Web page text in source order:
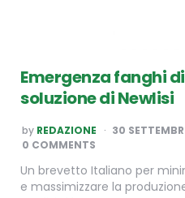
Emergenza fanghi
soluzione di Newlisi
POSTED
BY
by REDAZIONE 30
0 COMMENTS
Un brevetto Italiano per
e massimizzare la